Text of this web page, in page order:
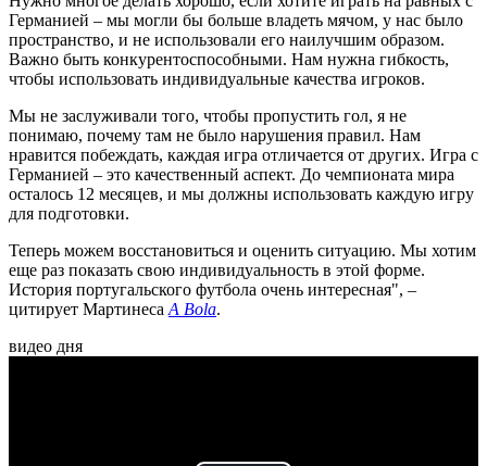
Германией – мы могли бы больше владеть мячом, у нас было
пространство, и не использовали его наилучшим образом.
Важно быть конкурентоспособными. Нам нужна гибкость,
чтобы использовать индивидуальные качества игроков.
Мы не заслуживали того, чтобы пропустить гол, я не
понимаю, почему там не было нарушения правил. Нам
нравится побеждать, каждая игра отличается от других. Игра с
Германией – это качественный аспект. До чемпионата мира
осталось 12 месяцев, и мы должны использовать каждую игру
для подготовки.
Теперь можем восстановиться и оценить ситуацию. Мы хотим
еще раз показать свою индивидуальность в этой форме.
История португальского футбола очень интересная", –
цитирует Мартинеса A Bola.
видео дня